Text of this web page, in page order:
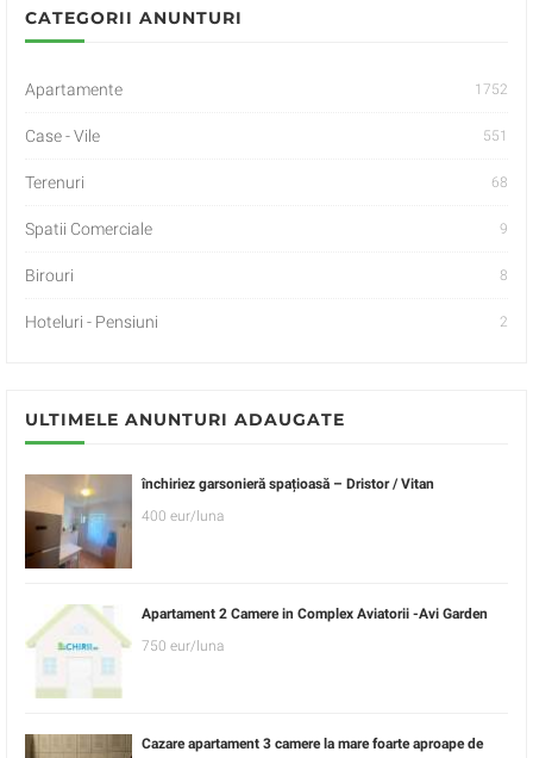
CATEGORII ANUNTURI
Apartamente 1752
Case - Vile 551
Terenuri 68
Spatii Comerciale 9
Birouri 8
Hoteluri - Pensiuni 2
ULTIMELE ANUNTURI ADAUGATE
închiriez garsonieră spațioasă – Dristor / Vitan
400 eur/luna
Apartament 2 Camere in Complex Aviatorii -Avi Garden
750 eur/luna
Cazare apartament 3 camere la mare foarte aproape de